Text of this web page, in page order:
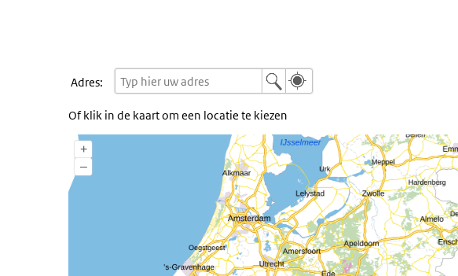
check je plek app
iFrame
overslaan